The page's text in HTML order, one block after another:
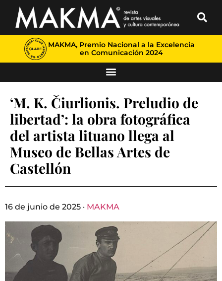
MAKMA, Premio Nacional a la Excelencia
en Comunicación 2024
‘M. K. Čiurlionis. Preludio de
libertad’: la obra fotográfica
del artista lituano llega al
Museo de Bellas Artes de
Castellón
16 de junio de 2025 · MAKMA